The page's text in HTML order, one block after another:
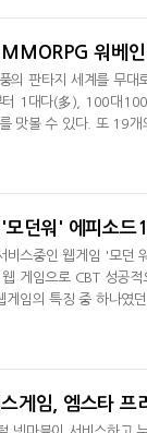
워베
의 판타지 세계를 무
1대다(多), 100대
맛볼 수 있다. 또 19
르시아'워베인은 오래
모던워' 에피소드
비스중인 웹게임 '모던
게임으로 CBT 성공
게임의 특징 중 하나였
시킴으로서 이용자가
게임, 엠스타 프